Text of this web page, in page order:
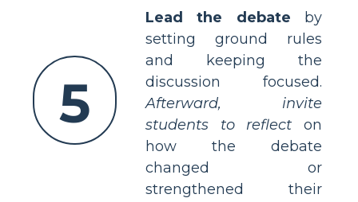
5
Lead the debate by
setting ground rules
and keeping the
discussion focused.
Afterward, invite
students to reflect on
how the debate
changed or
strengthened their